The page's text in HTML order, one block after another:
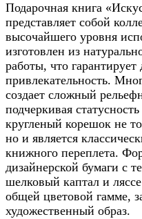
Подарочная книга
представляет собой
высочайшего уровня
изготовлен из
работы, что
привлекательность.
создает сложный
подчеркивая
кругленый корешок не
но и является
книжного переплета.
дизайнерской бумаги с
шелковый каптал и
общей цветовой гамме,
художественный образ.